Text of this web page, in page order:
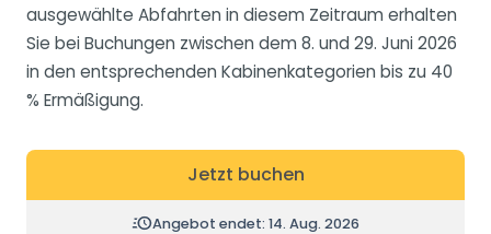
ausgewählte Abfahrten in diesem Zeitraum erhalten
Sie bei Buchungen zwischen dem 8. und 29. Juni 2026
in den entsprechenden Kabinenkategorien bis zu 40
% Ermäßigung.
Jetzt buchen
Angebot endet: 14. Aug. 2026